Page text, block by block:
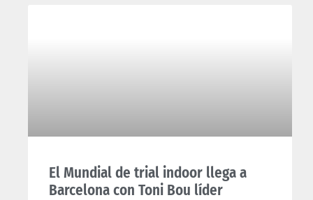
El Mundial de trial indoor llega a
Barcelona con Toni Bou líder